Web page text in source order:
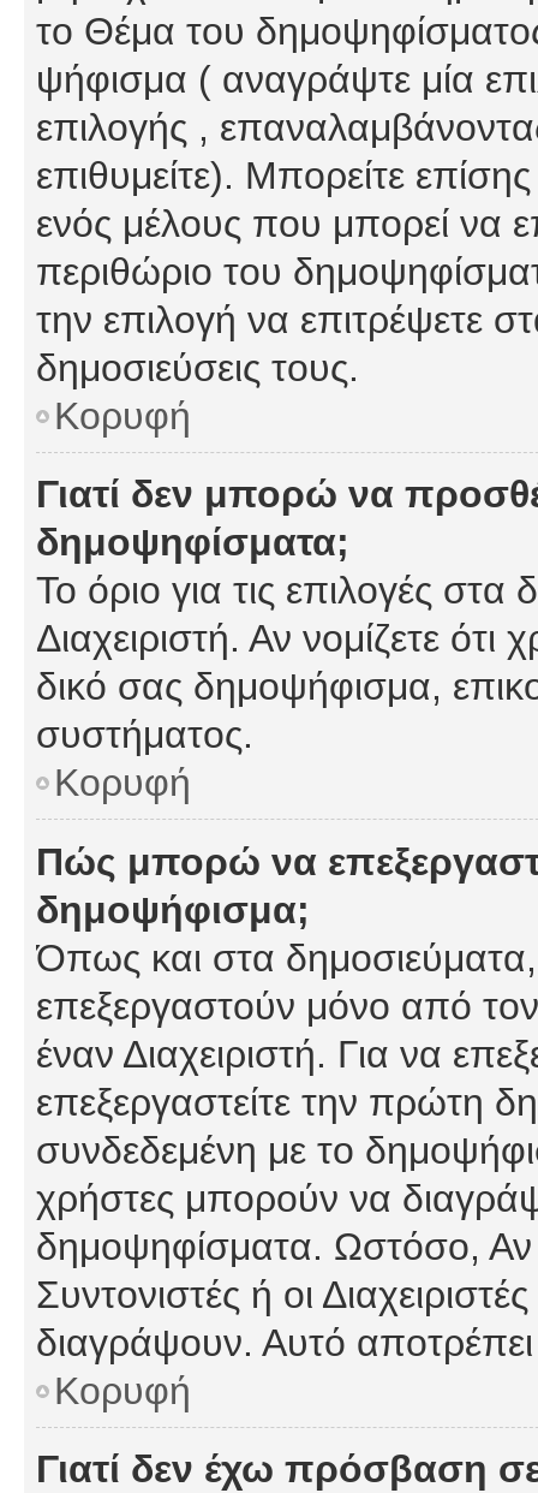
το Θέμα του
ψήφισμα ( αναγράψτε μία
επιλογής ,
επιθυμείτε). Μπορείτε
ενός μέλους που μπορεί να
περιθώριο του
την επιλογή να επιτρέψετε
δημοσιεύσεις τους.
Κορυφή
Γιατί δεν μπορώ να
δημοψηφίσματα;
Το όριο για τις επιλογές
Διαχειριστή. Αν νομίζετε ότι
δικό σας δημοψήφισμα,
συστήματος.
Κορυφή
Πώς μπορώ να
δημοψήφισμα;
Όπως και στα
επεξεργαστούν μόνο από
έναν Διαχειριστή. Για να
επεξεργαστείτε την πρώτη
συνδεδεμένη με το
χρήστες μπορούν να
δημοψηφίσματα. Ωστόσο, Αν
Συντονιστές ή οι
διαγράψουν. Αυτό
Κορυφή
Γιατί δεν έχω πρόσβαση